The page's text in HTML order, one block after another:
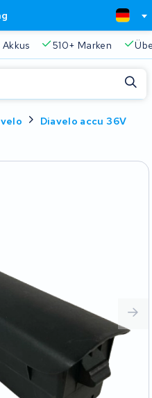
Über 45.000 Akkus
Diavelo accu 36V
Schließen
Suchleiste, um zu suchen